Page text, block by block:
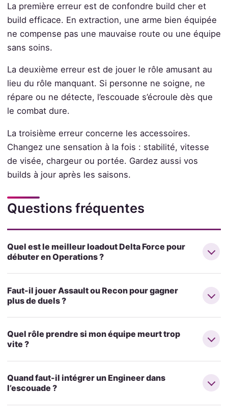
La première erreur est de confondre build cher et
build efficace. En extraction, une arme bien équipée
ne compense pas une mauvaise route ou une équipe
sans soins.
La deuxième erreur est de jouer le rôle amusant au
lieu du rôle manquant. Si personne ne soigne, ne
répare ou ne détecte, l’escouade s’écroule dès que
le combat dure.
La troisième erreur concerne les accessoires.
Changez une sensation à la fois : stabilité, vitesse
de visée, chargeur ou portée. Gardez aussi vos
builds à jour après les saisons.
Questions fréquentes
Quel est le meilleur loadout Delta Force pour
débuter en Operations ?
Faut-il jouer Assault ou Recon pour gagner
plus de duels ?
Quel rôle prendre si mon équipe meurt trop
vite ?
Quand faut-il intégrer un Engineer dans
l’escouade ?